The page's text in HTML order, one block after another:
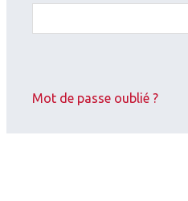
Mot de passe oublié ?